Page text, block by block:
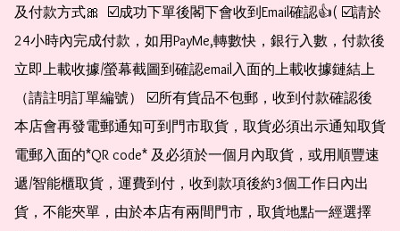
及付款方式🎀  ☑️成功下單後閣下會收到Email確認👍( ☑️請於
24小時內完成付款，如用PayMe,轉數快，銀行入數，付款後
立即上載收據/螢幕截圖到確認email入面的上載收據鏈結上
（請註明訂單編號） ☑️所有貨品不包郵，收到付款確認後
本店會再發電郵通知可到門市取貨，取貨必須出示通知取貨
電郵入面的*QR code* 及必須於一個月內取貨，或用順豐速
遞/智能櫃取貨，運費到付，收到款項後約3個工作日內出
貨，不能夾單，由於本店有兩間門市，取貨地點一經選擇